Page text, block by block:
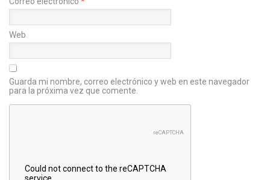
Web
Guarda mi nombre, correo electrónico y web en este navegador
para la próxima vez que comente.